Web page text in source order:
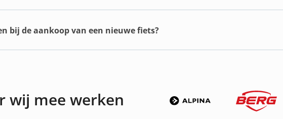
bij de aankoop van een nieuwe fiets?
wij mee werken